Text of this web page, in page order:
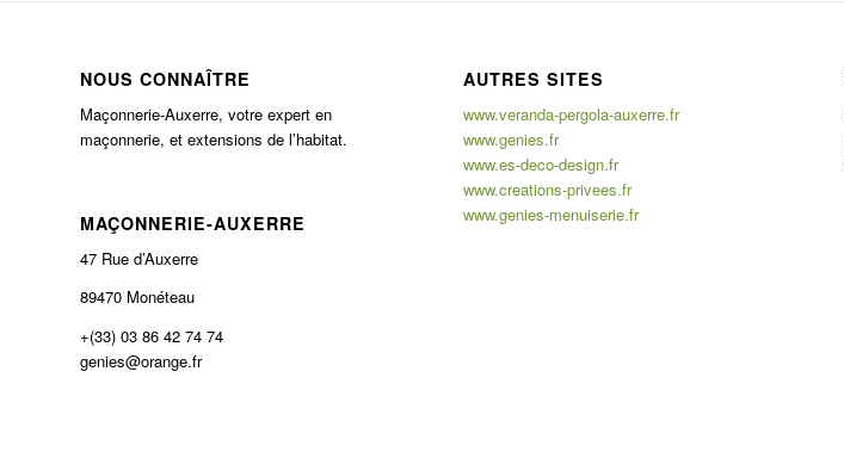
NOUS CONNAÎTRE
Maçonnerie-Auxerre, votre expert en
maçonnerie, et extensions de l’habitat.
MAÇONNERIE-AUXERRE
47 Rue d’Auxerre
89470 Monéteau
+(33) 03 86 42 74 74
genies@orange.fr
AUTRES SITES
www.veranda-pergola-auxerre.fr
www.genies.fr
www.es-deco-design.fr
www.creations-privees.fr
www.genies-menuiserie.fr